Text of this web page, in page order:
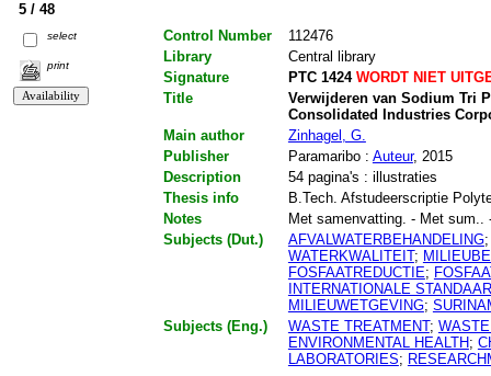
5 / 48
select
print
Control Number
112476
Library
Central library
Signature
PTC 1424WORDT NIET
Title
Verwijderen van Sodium Tri
Consolidated Industries
Main author
Zinhagel, G.
Publisher
Paramaribo : Auteur, 2015
Description
54 pagina's : illustraties
Thesis info
B.Tech. Afstudeerscriptie
Notes
Met samenvatting. - Met
Subjects (Dut.)
AFVALWATERBEHANDELING
WATERKWALITEIT;
FOSFAATREDUCTIE;
INTERNATIONALE
MILIEUWETGEVING;
Subjects (Eng.)
WASTE TREATMENT;
ENVIRONMENTAL HEALTH;
LABORATORIES;